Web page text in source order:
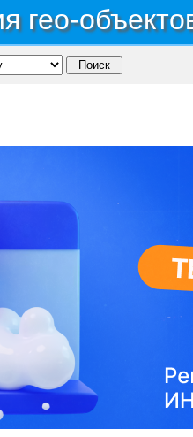
гео-